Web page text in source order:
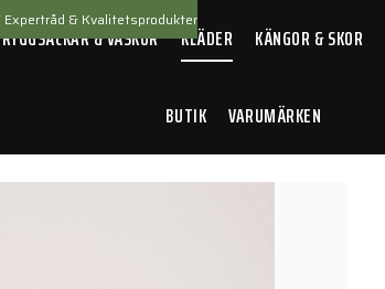
Expertråd & Kvalitetsprodukter
RYGGSÄCKAR & VÄSKOR KLÄDER KÄNGOR & SKOR
BUTIK VARUMÄRKEN